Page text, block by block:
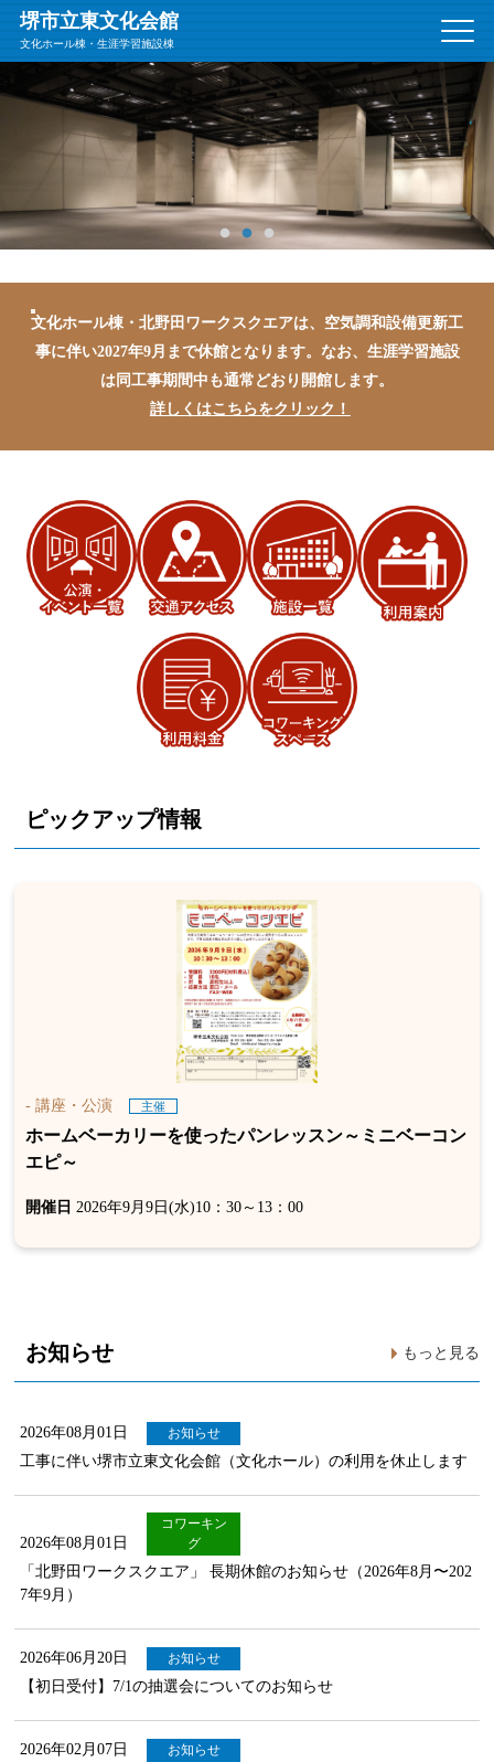
堺市立東文化会館
文化ホール棟・生涯学習施設棟
拡大
文化ホール棟・北野田ワークスクエアは、空気調和設備更新工
事に伴い2027年9月まで休館となります。 なお、生涯学習施設
は同工事期間中も通常どおり開館します。
詳しくはこちらをクリック！
ピックアップ情報
- 講座・公演 主催
ホームベーカリーを使ったパンレッスン～ミニベーコン
エピ～
開催日 2026年9月9日(水)10：30～13：00
お知らせ もっと見る
2026年08月01日 お知らせ
工事に伴い堺市立東文化会館（文化ホール）の利用を休止します
2026年08月01日
コワーキン
グ
「北野田ワークスクエア」 長期休館のお知らせ（2026年8月〜202
7年9月）
2026年06月20日 お知らせ
【初日受付】7/1の抽選会についてのお知らせ
2026年02月07日 お知らせ